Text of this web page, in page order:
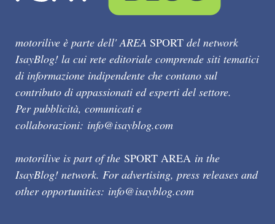
motorilive è parte dell' AREA SPORT del network
IsayBlog! la cui rete editoriale comprende siti tematici
di informazione indipendente che contano sul
contributo di appassionati ed esperti del settore.
Per pubblicità, comunicati e
collaborazioni: info@isayblog.com
motorilive is part of the SPORT AREA in the
IsayBlog! network. For advertising, press releases and
other opportunities: info@isayblog.com